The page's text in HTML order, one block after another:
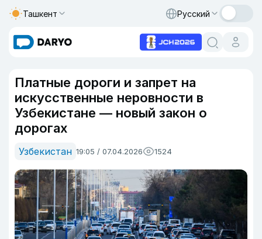
Ташкент Русский
Платные дороги и запрет на
искусственные неровности в
Узбекистане — новый закон о
дорогах
Узбекистан 19:05 / 07.04.2026 1524